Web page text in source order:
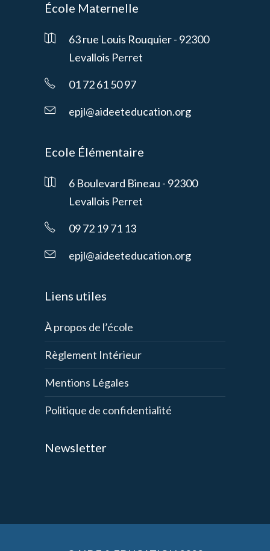
École Maternelle
63 rue Louis Rouquier - 92300
Levallois Perret
01 72 61 50 97
epjl@aideeteducation.org
Ecole Élémentaire
6 Boulevard Bineau - 92300
Levallois Perret
09 72 19 71 13
epjl@aideeteducation.org
Liens utiles
À propos de l’école
Règlement Intérieur
Mentions Légales
Politique de confidentialité
Newsletter